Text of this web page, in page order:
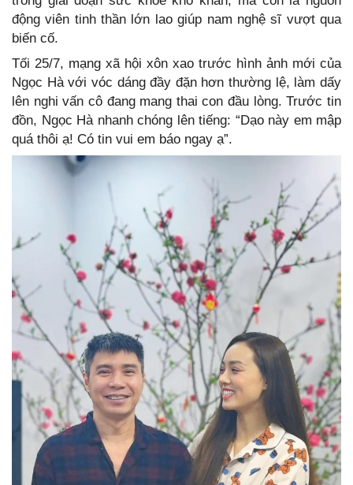
động viên tinh thần lớn lao giúp nam nghệ sĩ vượt qua
biến cố.
Tối 25/7, mạng xã hội xôn xao trước hình ảnh mới của
Ngọc Hà với vóc dáng đầy đặn hơn thường lệ, làm dấy
lên nghi vấn cô đang mang thai con đầu lòng. Trước tin
đồn, Ngọc Hà nhanh chóng lên tiếng: “Dạo này em mập
quá thôi ạ! Có tin vui em báo ngay ạ”.